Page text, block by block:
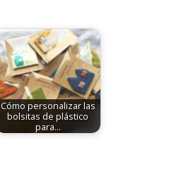
Cómo personalizar las
bolsitas de plástico
para…